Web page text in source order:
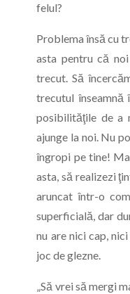
felul?
Problema însă cu
asta pentru că
trecut. Să
trecutul înseamnă
posibilităţile de a
ajunge la noi. Nu
îngropi pe tine!
asta, să realizezi
aruncat într-o
superficială, dar
nu are nici cap,
joc de glezne.
„Să vrei să mergi